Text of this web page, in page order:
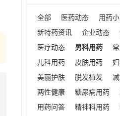
全部 医药动态
用药
新特药资讯
企业动态
医疗动态
男科用药
儿科用药
皮肤用药
美丽护肤
脱发植发
两性健康
糖尿病用药
用药问答
精神科用药